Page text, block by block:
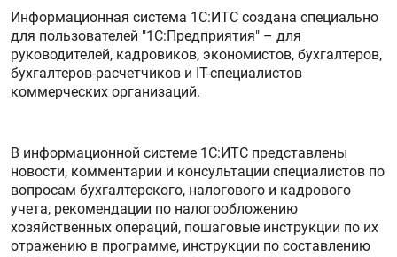
Информационная система 1С:ИТС создана специально
для пользователей "1С:Предприятия" – для
руководителей, кадровиков, экономистов, бухгалтеров,
бухгалтеров-расчетчиков и IT-специалистов
коммерческих организаций.
В информационной системе 1С:ИТС представлены
новости, комментарии и консультации специалистов по
вопросам бухгалтерского, налогового и кадрового
учета, рекомендации по налогообложению
хозяйственных операций, пошаговые инструкции по их
отражению в программе, инструкции по составлению